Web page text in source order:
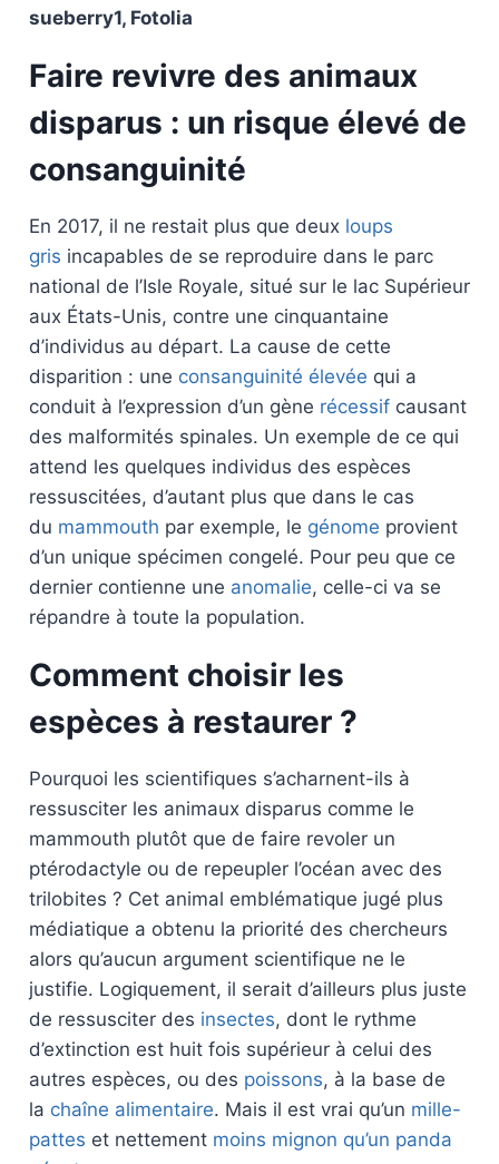
sueberry1, Fotolia
Faire revivre des animaux
disparus : un risque élevé de
consanguinité
En 2017, il ne restait plus que deux loups
gris incapables de se reproduire dans le parc
national de l’Isle Royale, situé sur le lac Supérieur
aux États-Unis, contre une cinquantaine
d’individus au départ. La cause de cette
disparition : une consanguinité élevée qui a
conduit à l’expression d’un gène récessifcausant
des malformités spinales. Un exemple de ce qui
attend les quelques individus des espèces
ressuscitées, d’autant plus que dans le cas
du mammouth par exemple, le génome provient
d’un unique spécimen congelé. Pour peu que ce
dernier contienne une anomalie, celle-ci va se
répandre à toute la population.
Comment choisir les
espèces à restaurer ?
Pourquoi les scientifiques s’acharnent-ils à
ressusciter les animaux disparus comme le
mammouth plutôt que de faire revoler un
ptérodactyle ou de repeupler l’océan avec des
trilobites ? Cet animal emblématique jugé plus
médiatique a obtenu la priorité des chercheurs
alors qu’aucun argument scientifique ne le
justifie. Logiquement, il serait d’ailleurs plus juste
de ressusciter des insectes, dont le rythme
d’extinction est huit fois supérieur à celui des
autres espèces, ou des poissons, à la base de
la chaîne alimentaire. Mais il est vrai qu’un mille-
pattes et nettement moins mignon qu’un panda